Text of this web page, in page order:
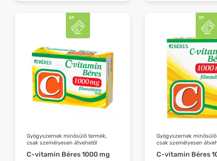
Gyógyszernek minősülő termék,
csak személyesen átvehető!
C-vitamin Béres 1000 mg
Gyógyszernek
csak személyesen
C-vitamin Béres